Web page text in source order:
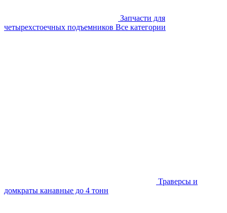
Запчасти для
четырехстоечных подъемников Все категории
Траверсы и
домкраты канавные до 4 тонн